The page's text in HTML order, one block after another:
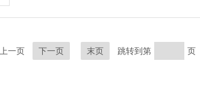
一页 下一页 末页 跳转到第 页